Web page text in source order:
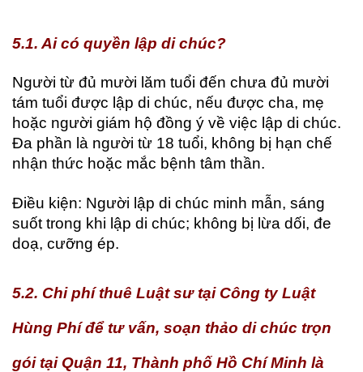
5.1. Ai có quyền lập di chúc?
Người từ đủ mười lăm tuổi đến chưa đủ mười
tám tuổi được lập di chúc, nếu được cha, mẹ
hoặc người giám hộ đồng ý về việc lập di chúc.
Đa phần là người từ 18 tuổi, không bị hạn chế
nhận thức hoặc mắc bệnh tâm thần.
Điều kiện: Người lập di chúc minh mẫn, sáng
suốt trong khi lập di chúc; không bị lừa dối, đe
doạ, cưỡng ép.
5.2. Chi phí thuê Luật sư tại Công ty Luật
Hùng Phí để tư vấn, soạn thảo di chúc trọn
gói tại Quận 11, Thành phố Hồ Chí Minh là